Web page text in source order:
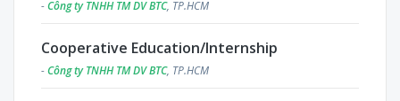
-Công ty TNHH TM DV BTC, TP.HCM
Cooperative Education/Internship
-Công ty TNHH TM DV BTC, TP.HCM